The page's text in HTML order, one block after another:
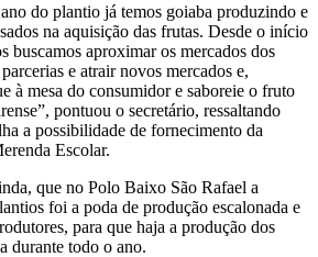
do plantio já temos goiaba produzindo e
na aquisição das frutas. Desde o início
buscamos aproximar os mercados dos
e atrair novos mercados e,
à mesa do consumidor e saboreie o fruto
pontuou o secretário, ressaltando
a possibilidade de fornecimento da
Escolar.
que no Polo Baixo São Rafael a
foi a poda de produção escalonada e
para que haja a produção dos
durante todo o ano.